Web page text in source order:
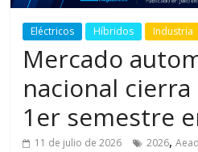
Eléctricos Híbridos Industria
Mercado
nacional
1er semestre
11 de julio de 2026 2026,